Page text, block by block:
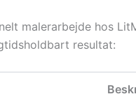
malerarbejde hos
resultat: